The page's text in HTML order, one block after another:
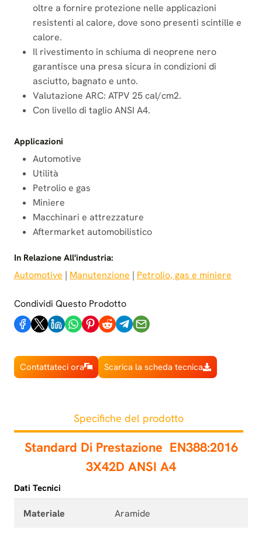
oltre a fornire protezione nelle applicazioni
resistenti al calore, dove sono presenti scintille e
calore.
Il rivestimento in schiuma di neoprene nero
garantisce una presa sicura in condizioni di
asciutto, bagnato e unto.
Valutazione ARC: ATPV 25 cal/cm2.
Con livello di taglio ANSI A4.
Applicazioni
Automotive
Utilità
Petrolio e gas
Miniere
Macchinari e attrezzature
Aftermarket automobilistico
In Relazione All'industria:
Automotive | Manutenzione | Petrolio, gas e miniere
Condividi Questo Prodotto
Contattateci ora Scarica la scheda tecnica
Specifiche del prodotto
Standard Di Prestazione EN388:2016
3X42D ANSI A4
Dati Tecnici
Materiale Aramide